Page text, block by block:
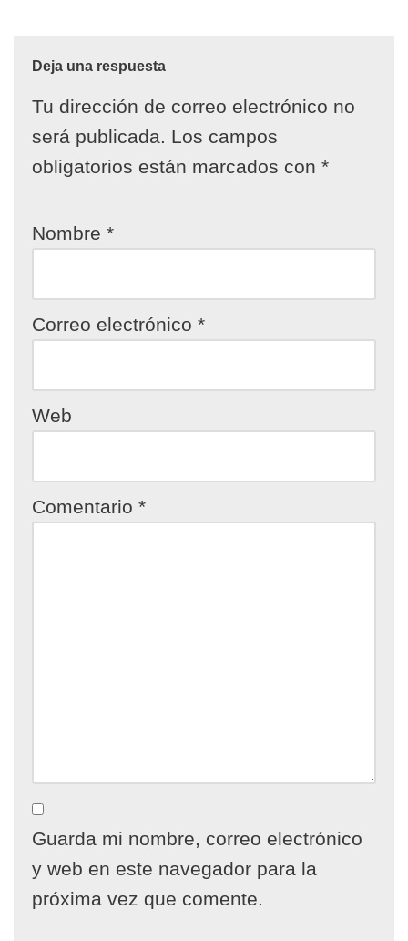
Deja una respuesta
Tu dirección de correo electrónico no
será publicada. Los campos
obligatorios están marcados con *
Nombre *
Correo electrónico *
Web
Comentario *
Guarda mi nombre, correo electrónico
y web en este navegador para la
próxima vez que comente.